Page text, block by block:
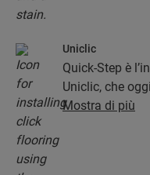
Uniclic
Quick-Step è
Uniclic, che
a incastro. Usa
Mostra di più